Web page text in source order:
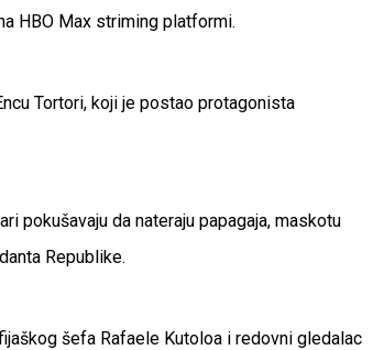
HBO Max striming platformi.
Tortori, koji je postao protagonista
pokušavaju da nateraju papagaja, maskotu
Republike.
šefa Rafaele Kutoloa i redovni gledalac